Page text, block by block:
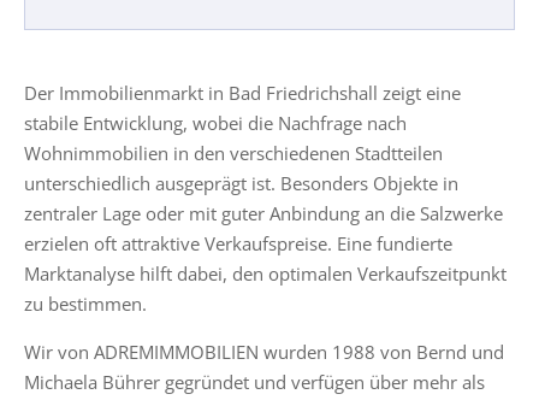
Der Immobilienmarkt in Bad Friedrichshall zeigt eine
stabile Entwicklung, wobei die Nachfrage nach
Wohnimmobilien in den verschiedenen Stadtteilen
unterschiedlich ausgeprägt ist. Besonders Objekte in
zentraler Lage oder mit guter Anbindung an die Salzwerke
erzielen oft attraktive Verkaufspreise. Eine fundierte
Marktanalyse hilft dabei, den optimalen Verkaufszeitpunkt
zu bestimmen.
Wir von ADREMIMMOBILIEN wurden 1988 von Bernd und
Michaela Bührer gegründet und verfügen über mehr als